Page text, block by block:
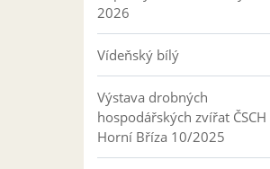
2026
Vídeňský bílý
Výstava drobných
hospodářských zvířat ČSCH
Horní Bříza 10/2025